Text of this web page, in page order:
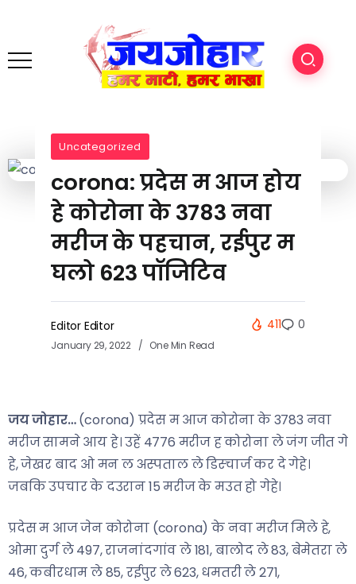
Uncategorized
corona: प्रदेस म आज होय
हे कोरोना के 3783 नवा
मरीज के पहचान, रईपुर म
घलो 623 पॉजिटिव
Editor Editor
January 29, 2022 One Min Read
411 0
जय जोहार…(corona) प्रदेस म आज कोरोना के 3783 नवा
मरीज सामने आय हे। उहें 4776 मरीज ह कोरोना ले जंग जीत गे
हे, जेखर बाद ओ मन ल अस्पताल ले डिस्चार्ज कर दे गेहे।
जबकि उपचार के दउरान 15 मरीज के मउत हो गेहे।
प्रदेस म आज जेन कोरोना (corona) के नवा मरीज मिले हे,
ओमा दुर्ग ले 497, राजनांदगांव ले 181, बालोद ले 83, बेमेतरा ले
46, कबीरधाम ले 85, रईपुर ले 623, धमतरी ले 271,